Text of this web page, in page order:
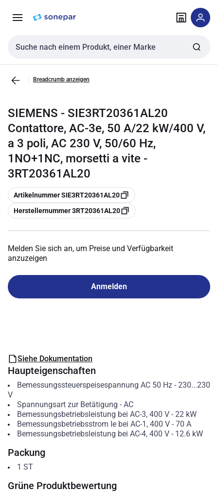
NavigationInhalt
Sucheingabe
Breadcrumb anzeigen
SIEMENS - SIE3RT20361AL20
Contattore, AC-3e, 50 A/22 kW/400 V,
a 3 poli, AC 230 V, 50/60 Hz,
1NO+1NC, morsetti a vite -
3RT20361AL20
Kopieren
Artikelnummer SIE3RT20361AL20
Kopieren
Herstellernummer 3RT20361AL20
Melden Sie sich an, um Preise und Verfügbarkeit
anzuzeigen
Anmelden
Siehe Dokumentation
Haupteigenschaften
Bemessungssteuerspeisespannung AC 50 Hz- 230...230
V
Spannungsart zur Betätigung - AC
Bemessungsbetriebsleistung bei AC-3, 400 V- 22 kW
Bemessungsbetriebsstrom Ie bei AC-1, 400 V- 70 A
Bemessungsbetriebsleistung bei AC-4, 400 V- 12.6 kW
Packung
1 ST
Grüne Produktbewertung